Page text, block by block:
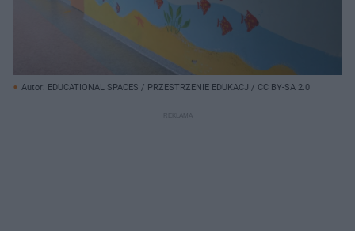
Autor: EDUCATIONAL SPACES / PRZESTRZENIE EDUKACJI/ CC BY-SA 2.0